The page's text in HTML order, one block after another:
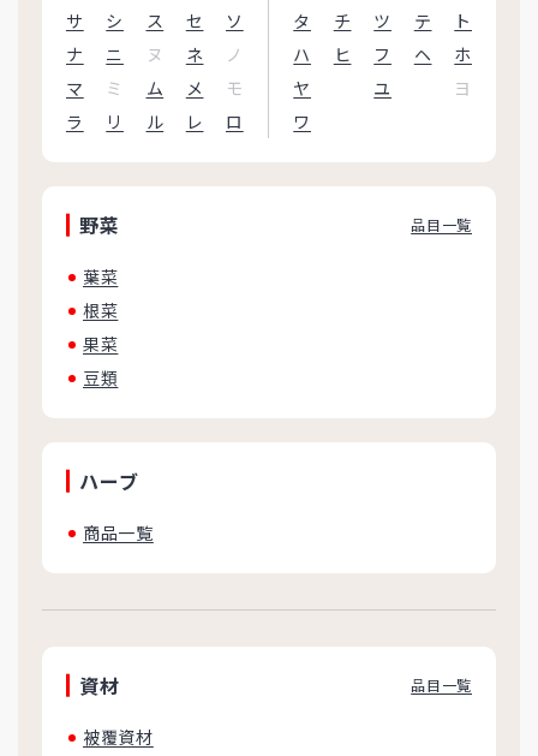
サ
シ ス セ ソ タ チ ツ テ
ト
ナ
ニ ヌ ネ ノ ハ ヒ フ ヘ
ホ
マ
ミ ム メ モ ヤ ユ
ヨ
ラ
リ ル レ ロ ワ
野菜 品目一覧
葉菜
根菜
果菜
豆類
ハーブ
商品一覧
資材 品目一覧
被覆資材